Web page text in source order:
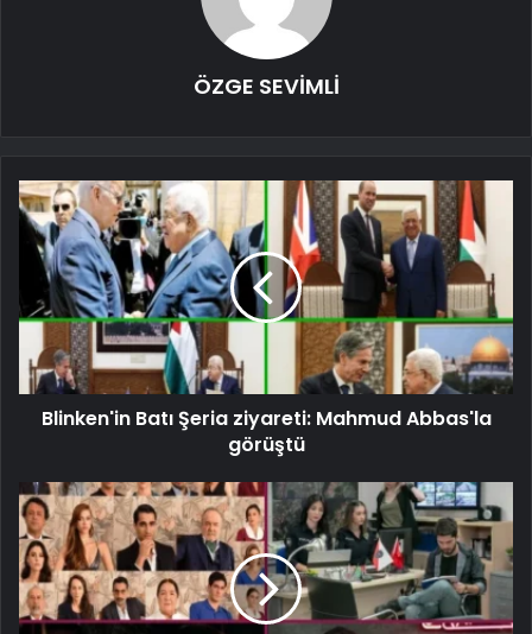
ÖZGE SEVİMLİ
Blinken'in Batı Şeria ziyareti: Mahmud Abbas'la
görüştü